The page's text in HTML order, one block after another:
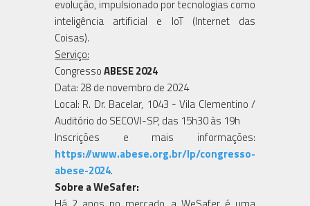
evolução, impulsionado por tecnologias como
inteligência artificial e IoT (Internet das
Coisas).
Serviço:
CongressoABESE 2024
Data: 28 de novembro de 2024
Local: R. Dr. Bacelar, 1043 - Vila Clementino /
Auditório do SECOVI-SP, das 15h30 às 19h
Inscrições e mais informações:
https://www.abese.org.br/lp/congresso-
abese-2024.
Sobre a WeSafer: